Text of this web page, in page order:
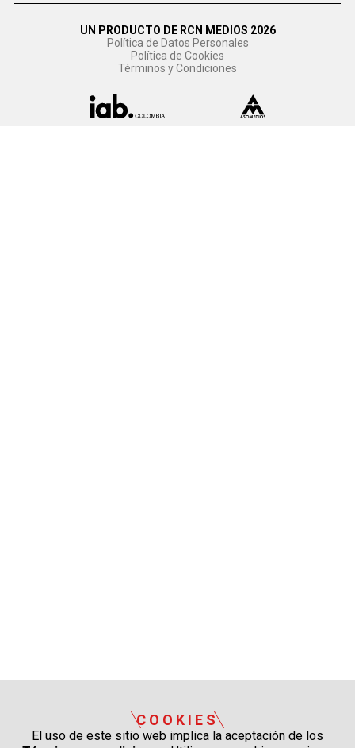
UN PRODUCTO DE RCN MEDIOS 2026
Política de Datos Personales
Política de Cookies
Términos y Condiciones
COOKIES
El uso de este sitio web implica la aceptación de los